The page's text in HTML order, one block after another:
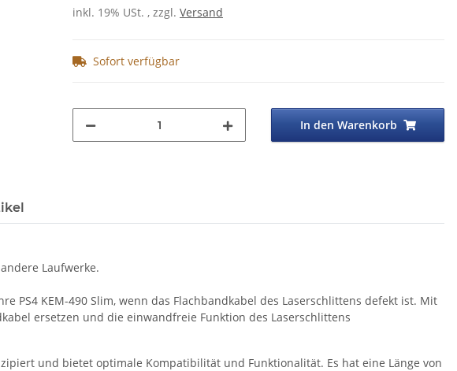
inkl. 19% USt. , zzgl. Versand
Sofort verfügbar
In den Warenkorb
Laufwerke.
PS4 KEM-490 Slim, wenn das Flachbandkabel des Laserschlittens defekt ist. Mit
ersetzen und die einwandfreie Funktion des Laserschlittens
und bietet optimale Kompatibilität und Funktionalität. Es hat eine Länge von